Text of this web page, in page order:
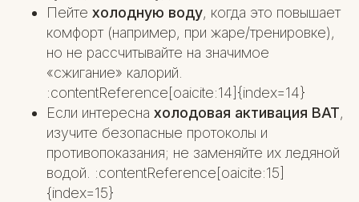
Пейтехолодную воду, когда это повышает
комфорт (например, при жаре/тренировке),
но не рассчитывайте на значимое
«сжигание» калорий.
:contentReference[oaicite:14]{index=14}
Если интереснахолодовая активация BAT,
изучите безопасные протоколы и
противопоказания; не заменяйте их ледяной
водой. :contentReference[oaicite:15]
{index=15}